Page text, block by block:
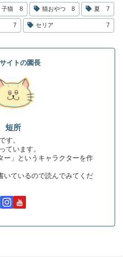
子猫 8 猫おやつ 8 夏 7
7 セリア 7
イトの園長
短所
す。
ています。
ー」というキャラクターを作
いているので読んでみてくだ